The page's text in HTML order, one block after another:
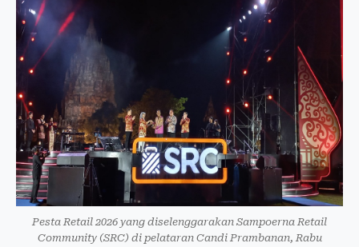
Pesta Retail 2026 yang diselenggarakan Sampoerna Retail
Community (SRC) di pelataran Candi Prambanan, Rabu